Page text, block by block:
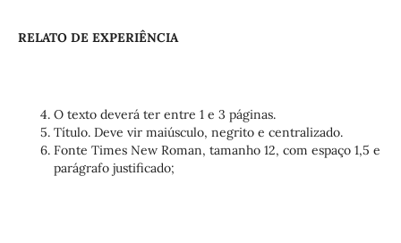
RELATO DE EXPERIÊNCIA
O texto deverá ter entre 1 e 3 páginas.
Título. Deve vir maiúsculo, negrito e centralizado.
Fonte Times New Roman, tamanho 12, com espaço 1,5 e
parágrafo justificado;